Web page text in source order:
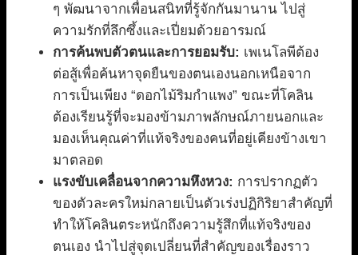
ๆ พัฒนาจากเพื่อนสนิทที่รู้จักกันมานาน ไปสู่
ความรักที่ลึกซึ้งและเปี่ยมด้วยอารมณ์
การค้นพบตัวตนและการยอมรับ: เพเนโลพีต้อง
ต่อสู้เพื่อค้นหาจุดยืนของตนเองนอกเหนือจาก
การเป็นเพียง “ดอกไม้ริมกำแพง” ขณะที่โคลิน
ต้องเรียนรู้ที่จะมองข้ามภาพลักษณ์ภายนอกและ
มองเห็นคุณค่าที่แท้จริงของคนที่อยู่เคียงข้างเขา
มาตลอด
แรงขับเคลื่อนจากความหึงหวง: การปรากฏตัว
ของตัวละครใหม่กลายเป็นตัวเร่งปฏิกิริยาสำคัญที่
ทำให้โคลินตระหนักถึงความรู้สึกที่แท้จริงของ
ตนเอง นำไปสู่จุดเปลี่ยนที่สำคัญของเรื่องราว